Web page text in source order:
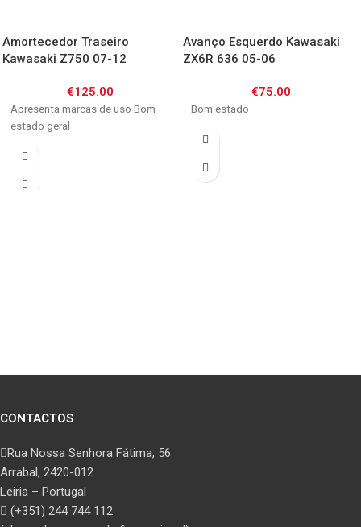
Amortecedor Traseiro
Kawasaki Z750 07-12
€125.00
Apresenta marcas de uso Bom
estado geral
Avanço Esquerdo Kawasaki
ZX6R 636 05-06
€75.00
Bom estado
CONTACTOS
Rua Nossa Senhora Fátima, 56
Arrabal, 2420-012
Leiria – Portugal
(+351) 244 744 112